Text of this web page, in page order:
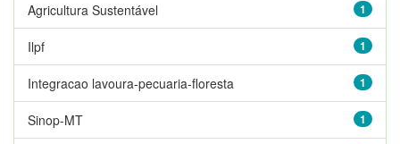
1
Agricultura Sustentável
1
Ilpf
1
Integracao lavoura-pecuaria-floresta
1
Sinop-MT